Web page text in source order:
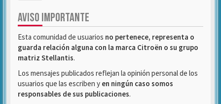
AVISO IMPORTANTE
Esta comunidad de usuarios no pertenece, representa o
guarda relación alguna con la marca Citroën o su grupo
matriz Stellantis.
Los mensajes publicados reflejan la opinión personal de los
usuarios que las escriben y en ningún caso somos
responsables de sus publicaciones.